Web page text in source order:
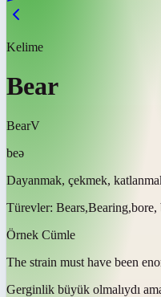
Kelime
Bear
BearV
beə
Dayanmak, çekmek,
Türevler: Bears,Bearing,bore,
Örnek Cümle
The strain must have been
Gerginlik büyük olmalıydı